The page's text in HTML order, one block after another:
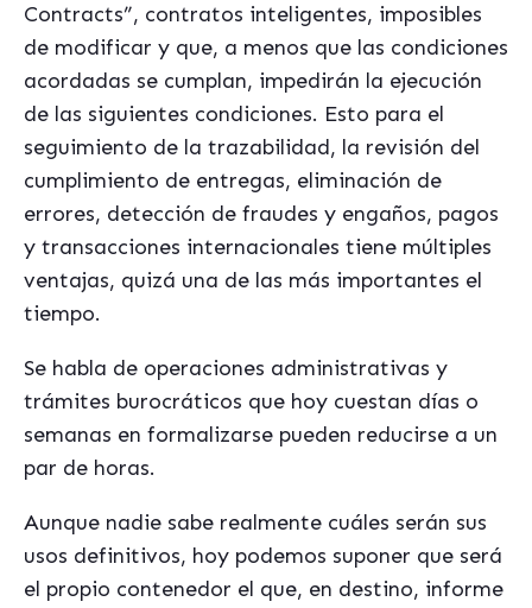
Contracts”, contratos inteligentes, imposibles
de modificar y que, a menos que las condiciones
acordadas se cumplan, impedirán la ejecución
de las siguientes condiciones. Esto para el
seguimiento de la trazabilidad, la revisión del
cumplimiento de entregas, eliminación de
errores, detección de fraudes y engaños, pagos
y transacciones internacionales tiene múltiples
ventajas, quizá una de las más importantes el
tiempo.
Se habla de operaciones administrativas y
trámites burocráticos que hoy cuestan días o
semanas en formalizarse pueden reducirse a un
par de horas.
Aunque nadie sabe realmente cuáles serán sus
usos definitivos, hoy podemos suponer que será
el propio contenedor el que, en destino, informe